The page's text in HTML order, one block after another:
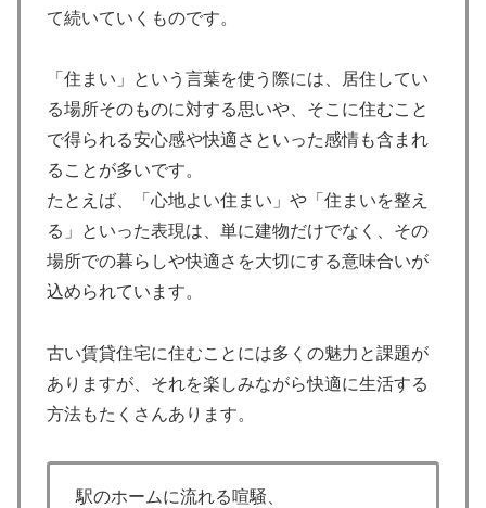
て続いていくものです。
「住まい」という言葉を使う際には、居住してい
る場所そのものに対する思いや、そこに住むこと
で得られる安心感や快適さといった感情も含まれ
ることが多いです。
たとえば、「心地よい住まい」や「住まいを整え
る」といった表現は、単に建物だけでなく、その
場所での暮らしや快適さを大切にする意味合いが
込められています。
古い賃貸住宅に住むことには多くの魅力と課題が
ありますが、それを楽しみながら快適に生活する
方法もたくさんあります。
駅のホームに流れる喧騒、